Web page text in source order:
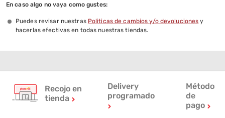
En caso algo no vaya como gustes:
Puedes revisar nuestras Politicas de cambios y/o devoluciones y
hacerlas efectivas en todas nuestras tiendas.
Recojo en
tienda
Delivery
programado
Métodos
de
pago